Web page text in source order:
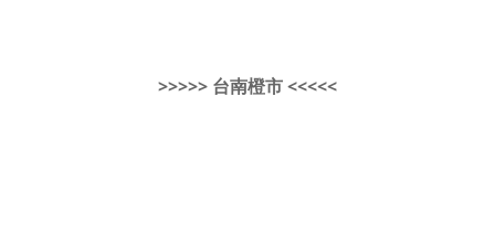
>>>>> 台南橙市 <<<<<